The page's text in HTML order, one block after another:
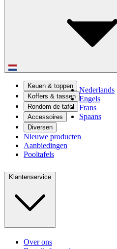
Nederlands
Engels
Frans
Spaans
Keuen & toppen
Koffers & tassen
Rondom de tafel
Accessoires
Diversen
Nieuwe producten
Aanbiedingen
Pooltafels
Klantenservice
Over ons